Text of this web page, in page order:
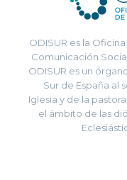
ODISUR es la
Comunicación
ODISUR es un
Sur de España al
Iglesia y de la
el ámbito de las